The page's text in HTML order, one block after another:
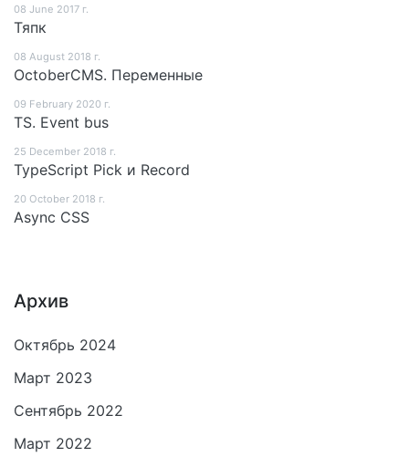
08 June 2017 г.
Тяпк
08 August 2018 г.
OctoberCMS. Переменные
09 February 2020 г.
TS. Event bus
25 December 2018 г.
TypeScript Pick и Record
20 October 2018 г.
Async CSS
Архив
Октябрь 2024
Март 2023
Сентябрь 2022
Март 2022